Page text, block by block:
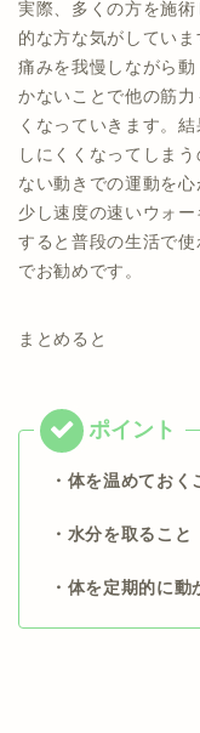
実際、多くの方を施
的な方な気がしていま
痛みを我慢しながら
かないことで他の筋
くなっていきます。
しにくくなってしま
ない動きでの運動を
少し速度の速いウォ
すると普段の生活で
でお勧めです。
まとめると
・体を温めておく
・水分を取ること
・体を定期的に動